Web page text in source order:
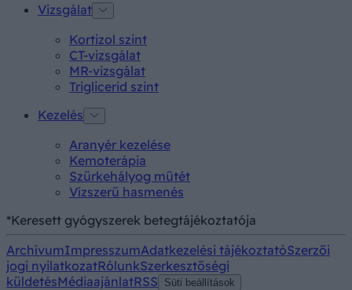
Vizsgálat
Kortizol szint
CT-vizsgálat
MR-vizsgálat
Triglicerid szint
Kezelés
Aranyér kezelése
Kemoterápia
Szürkehályog műtét
Vízszerű hasmenés
*Keresett gyógyszerek betegtájékoztatója
ArchívumImpresszumAdatkezelési tájékoztatóSzerzői
jogi nyilatkozatRólunkSzerkesztőségi
küldetésMédiaajánlatRSS Süti beállítások